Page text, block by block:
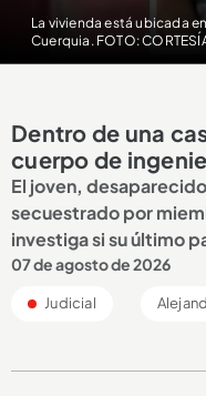
La vivienda está ubicada
Cuerquia. FOTO:
Dentro de una
cuerpo de
El joven,
secuestrado por
investiga si su último
07 de agosto de 2026
Judicial